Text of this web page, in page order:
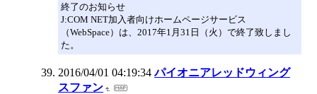
終了のお知らせ
J:COM NET加入者向けホームページサービス
（WebSpace）は、2017年1月31日（火）で終了致しまし
た。
2016/04/01 04:19:34 パイオニアレッドウィング
スファン